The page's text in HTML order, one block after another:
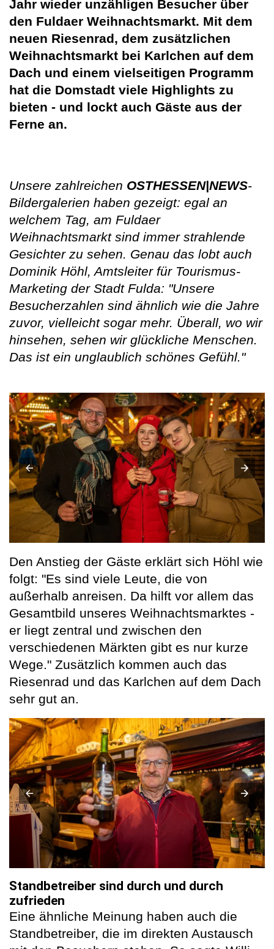
Jahr wieder unzähligen Besucher über
den Fuldaer Weihnachtsmarkt. Mit dem
neuen Riesenrad, dem zusätzlichen
Weihnachtsmarkt bei Karlchen auf dem
Dach und einem vielseitigen Programm
hat die Domstadt viele Highlights zu
bieten - und lockt auch Gäste aus der
Ferne an.
Unsere zahlreichen OSTHESSEN|NEWS-
Bildergalerien haben gezeigt: egal an
welchem Tag, am Fuldaer
Weihnachtsmarkt sind immer strahlende
Gesichter zu sehen. Genau das lobt auch
Dominik Höhl, Amtsleiter für Tourismus-
Marketing der Stadt Fulda: "Unsere
Besucherzahlen sind ähnlich wie die Jahre
zuvor, vielleicht sogar mehr. Überall, wo wir
hinsehen, sehen wir glückliche Menschen.
Das ist ein unglaublich schönes Gefühl."
Den Anstieg der Gäste erklärt sich Höhl wie
folgt: "Es sind viele Leute, die von
außerhalb anreisen. Da hilft vor allem das
Gesamtbild unseres Weihnachtsmarktes -
er liegt zentral und zwischen den
verschiedenen Märkten gibt es nur kurze
Wege." Zusätzlich kommen auch das
Riesenrad und das Karlchen auf dem Dach
sehr gut an.
Standbetreiber sind durch und durch
zufrieden
Eine ähnliche Meinung haben auch die
Standbetreiber, die im direkten Austausch